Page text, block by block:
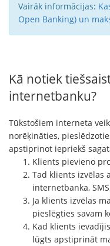
Vairāk informācijas:
Open Banking) un
Kā notiek
internetbanku?
Tūkstošiem interneta
norēķināties,
apstiprinot iepriekš
Klients pievieno
Tad klients izvēlas
internetbanka,
Ja klients izvēlas
pieslēgties savam
Kad klients
lūgts apstiprināt